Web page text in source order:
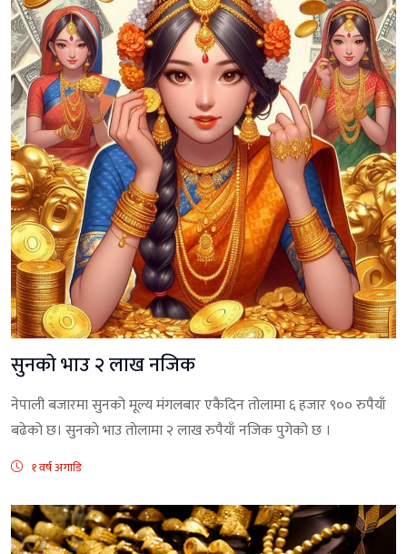
सुनकाे भाउ २ लाख नजिक
नेपाली बजारमा सुनको मूल्य मंगलबार एकैदिन तोलामा ६ हजार ९०० रुपैयाँ
बढेकाे छ। सुनकाे भाउ ताेलामा २ लाख रुपैयाँ नजिक पुगेको छ ।
१ वर्ष अगाडि